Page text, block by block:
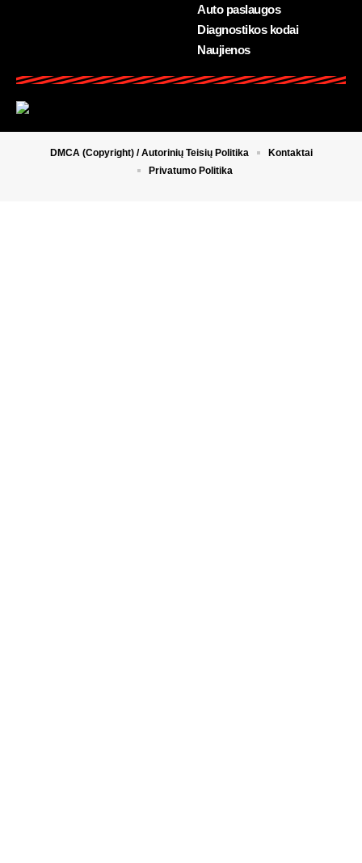
Auto paslaugos
Diagnostikos kodai
Naujienos
DMCA (Copyright) / Autorinių Teisių Politika
Kontaktai
Privatumo Politika